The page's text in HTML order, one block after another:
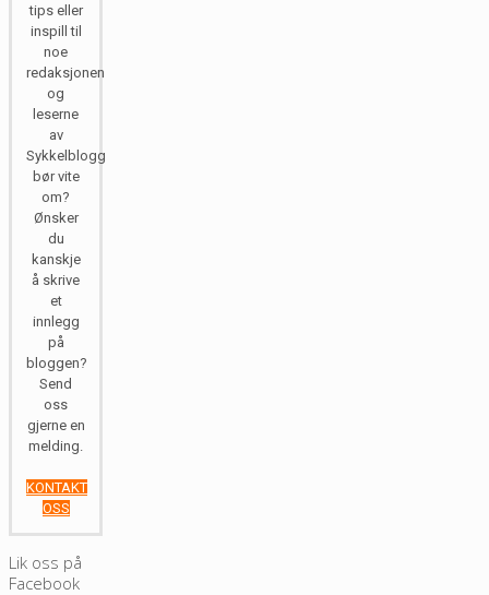
tips eller
inspill til
noe
redaksjonen
og
leserne
av
Sykkelblogg
bør vite
om?
Ønsker
du
kanskje
å skrive
et
innlegg
på
bloggen?
Send
oss
gjerne en
melding.
KONTAKT
OSS
Lik oss på
Facebook